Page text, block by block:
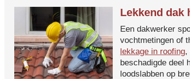
Lekkend dak
Een dakwerker
vochtmetingen of
lekkage in roofing,
beschadigde deel
loodslabben op